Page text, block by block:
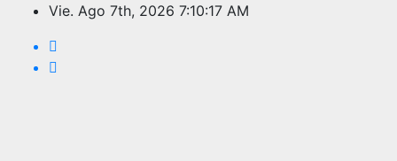
Saltar
contenido
Vie. Ago 7th, 2026 7:10:18 AM